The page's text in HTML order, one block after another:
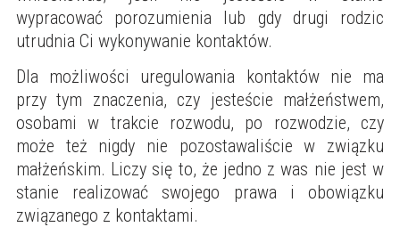
wypracować porozumienia lub gdy drugi rodzic
utrudnia Ci wykonywanie kontaktów.
Dla możliwości uregulowania kontaktów nie ma
przy tym znaczenia, czy jesteście małżeństwem,
osobami w trakcie rozwodu, po rozwodzie, czy
może też nigdy nie pozostawaliście w związku
małżeńskim. Liczy się to, że jedno z was nie jest w
stanie realizować swojego prawa i obowiązku
związanego z kontaktami.